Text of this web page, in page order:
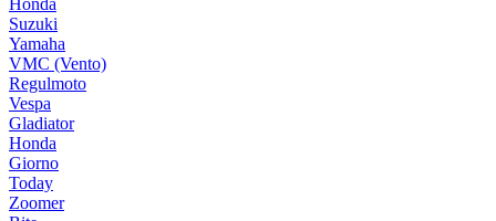
Honda
Suzuki
Yamaha
VMC (Vento)
Regulmoto
Vespa
Gladiator
Honda
Giorno
Today
Zoomer